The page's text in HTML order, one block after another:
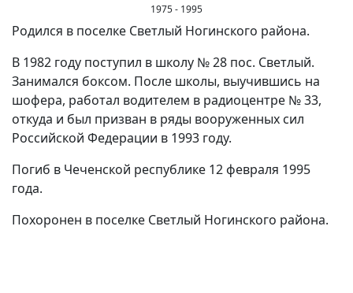
1975 - 1995
Родился в поселке Светлый Ногинского района.
В 1982 году поступил в школу № 28 пос. Светлый.
Занимался боксом. После школы, выучившись на
шофера, работал водителем в радиоцентре № 33,
откуда и был призван в ряды вооруженных сил
Российской Федерации в 1993 году.
Погиб в Чеченской республике 12 февраля 1995
года.
Похоронен в поселке Светлый Ногинского района.